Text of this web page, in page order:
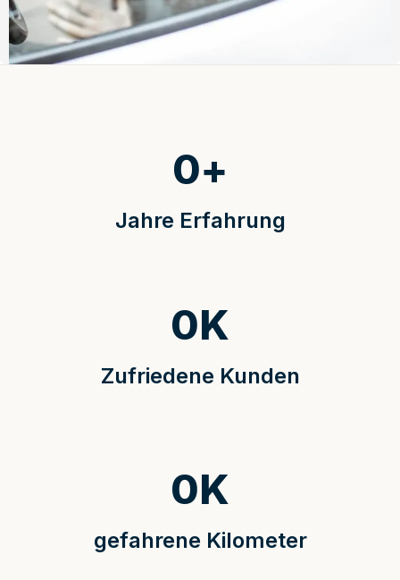
Jahre Erfahrung
0+
Zufriedene Kunden
0K
gefahrene Kilometer
0K